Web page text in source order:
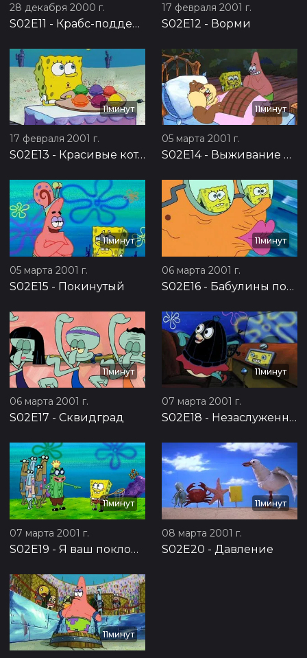
28 декабря 2000 г.
S02E11 - Крабс-подделка
17 февраля 2001 г.
S02E12 - Ворми
11минут
17 февраля 2001 г.
S02E13 - Красивые котлетки
11минут
05 марта 2001 г.
S02E14- Выживание идиотов
11минут
05 марта 2001 г.
S02E15 - Покинутый
11минут
06 марта 2001 г.
S02E16 - Бабулины поцелуи
11минут
06 марта 2001 г.
S02E17 - Сквидград
11минут
07 марта 2001 г.
S02E18 - Незаслуженная награда
11минут
07 марта 2001 г.
S02E19 - Я ваш поклонник
11минут
08 марта 2001 г.
S02E20 - Давление
11минут